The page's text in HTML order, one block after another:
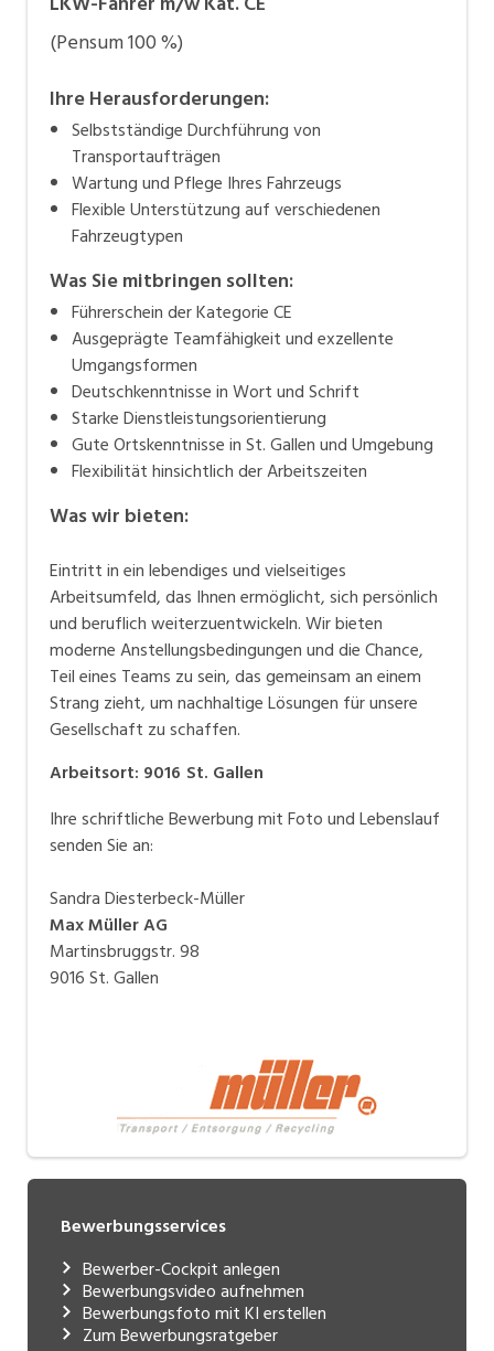
(Pensum 100 %)
Ihre Herausforderungen:
Selbstständige Durchführung von
Transportaufträgen
Wartung und Pflege Ihres Fahrzeugs
Flexible Unterstützung auf verschiedenen
Fahrzeugtypen
Was Sie mitbringen sollten:
Führerschein der Kategorie CE
Ausgeprägte Teamfähigkeit und exzellente
Umgangsformen
Deutschkenntnisse in Wort und Schrift
Starke Dienstleistungsorientierung
Gute Ortskenntnisse in St. Gallen und Umgebung
Flexibilität hinsichtlich der Arbeitszeiten
Was wir bieten:
Eintritt in ein lebendiges und vielseitiges
Arbeitsumfeld, das Ihnen ermöglicht, sich persönlich
und beruflich weiterzuentwickeln. Wir bieten
moderne Anstellungsbedingungen und die Chance,
Teil eines Teams zu sein, das gemeinsam an einem
Strang zieht, um nachhaltige Lösungen für unsere
Gesellschaft zu schaffen.
Arbeitsort: 9016 St. Gallen
Ihre schriftliche Bewerbung mit Foto und Lebenslauf
senden Sie an:
Sandra Diesterbeck-Müller
Max Müller AG
Martinsbruggstr. 98
9016 St. Gallen
Bewerbungsservices
Bewerber-Cockpit anlegen
Bewerbungsvideo aufnehmen
Bewerbungsfoto mit KI erstellen
Zum Bewerbungsratgeber